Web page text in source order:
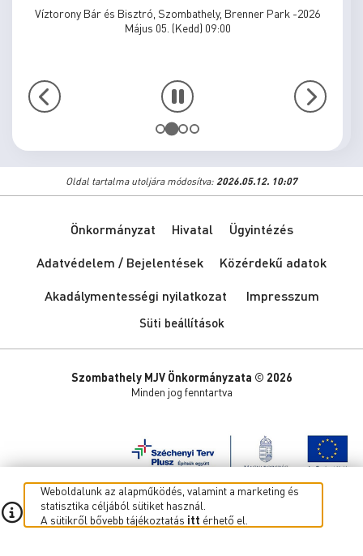
Víztorony Bár és Bisztró, Szombathely, Brenner Park -2026
Május 05. (Kedd) 09:00
Oldal tartalma utoljára módosítva: 2026.05.12. 10:07
Önkormányzat Hivatal
Ügyintézés
Adatvédelem / Bejelentések
Közérdekű adatok
Akadálymentességi nyilatkozat
Impresszum
Süti beállítások
Szombathely MJV Önkormányzata © 2026
Minden jog fenntartva
Weboldalunk az alapműködés, valamint a marketing és
statisztika céljából sütiket használ.
A sütikről bővebb tájékoztatás itt érhető el.